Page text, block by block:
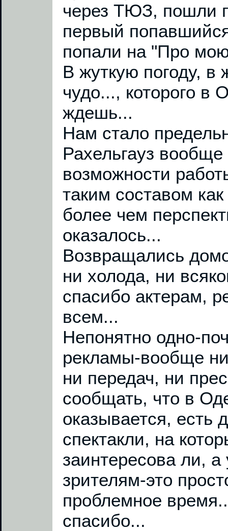
через ТЮЗ, пошли
первый
попали на "Про
В жуткую погоду, в
чудо..., которого в
ждешь...
Нам стало
Рахельгауз вообще
возможности
таким составом
более чем
оказалось...
Возвращались
ни холода, ни
спасибо актерам,
всем...
Непонятно одно-
рекламы-вообще
ни передач, ни
сообщать, что в
оказывается, есть
спектакли, на
заинтересова ли,
зрителям-это
проблемное
спасибо...